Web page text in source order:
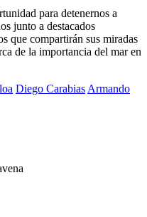
para detenernos a
junto a destacados
que compartirán sus miradas
de la importancia del mar en
Diego Carabias Armando